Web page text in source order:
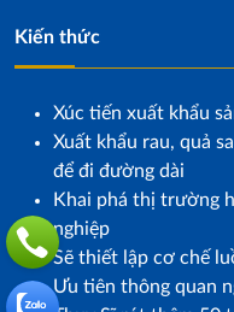
Kiến thức
Xúc tiến xuất khẩu
Xuất khẩu rau, quả
để đi đường dài
Khai phá thị trường
nghiệp
Sẽ thiết lập cơ chế
Ưu tiên thông quan